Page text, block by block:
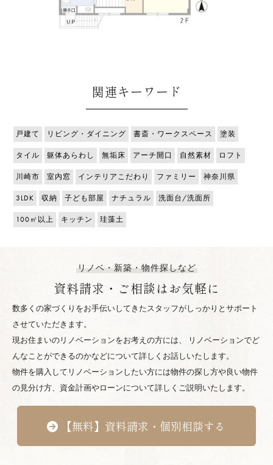
関連キーワード
戸建て リビング・ダイニング 書斎・ワークスペース 塗装
タイル 躯体あらわし 無垢床 アーチ開口 自然素材 ロフト
川崎市 室内窓 インテリアこだわり ファミリー 神奈川県
3LDK 収納 子ども部屋 ナチュラル 洗面台/洗面所
100㎡以上 キッチン 珪藻土
リノベ・新築・物件探しなど
資料請求・ご相談はお気軽に
数多くの家づくりをお手伝いしてきたスタッフがしっかりとサポート
させていただきます。
現お住まいのリノベーションをお考えの方には、 リノベーションでど
んなことができるのかなどについて詳しくお話しいたします。
物件を購入してリノベーションしたい方には物件の探し方や良い物件
の見分け方、資金計画やローンについて詳しくご説明いたします。
【無料】資料請求・個別相談する